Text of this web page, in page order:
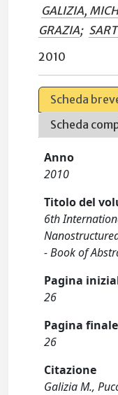
GALIZIA,
GRAZIA;
2010
Scheda
Scheda
Anno
2010
Titolo del
6th
- Book of
Pagina
26
Pagina finale
26
Citazione
Galizia M.,